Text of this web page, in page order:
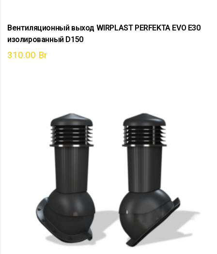
Вентиляционный выход WIRPLAST PERFEKTA EVO E30
изолированный D150
310.00 Br